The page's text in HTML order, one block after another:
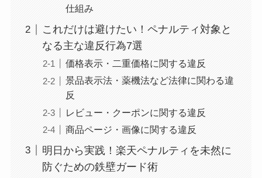
仕組み
これだけは避けたい！ペナルティ対象と
なる主な違反行為7選
価格表示・二重価格に関する違反
景品表示法・薬機法など法律に関わる違
反
レビュー・クーポンに関する違反
商品ページ・画像に関する違反
明日から実践！楽天ペナルティを未然に
防ぐための鉄壁ガード術